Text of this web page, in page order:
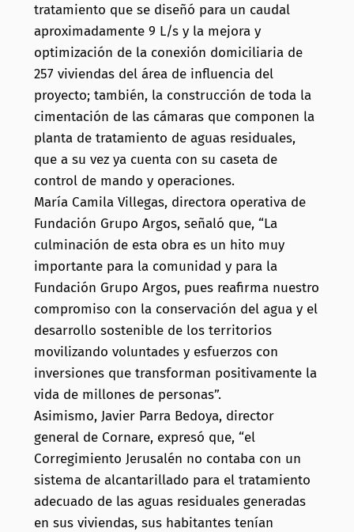
tratamiento que se diseñó para un caudal
aproximadamente 9 L/s y la mejora y
optimización de la conexión domiciliaria de
257 viviendas del área de influencia del
proyecto; también, la construcción de toda la
cimentación de las cámaras que componen la
planta de tratamiento de aguas residuales,
que a su vez ya cuenta con su caseta de
control de mando y operaciones.
María Camila Villegas, directora operativa de
Fundación Grupo Argos, señaló que, “La
culminación de esta obra es un hito muy
importante para la comunidad y para la
Fundación Grupo Argos, pues reafirma nuestro
compromiso con la conservación del agua y el
desarrollo sostenible de los territorios
movilizando voluntades y esfuerzos con
inversiones que transforman positivamente la
vida de millones de personas”.
Asimismo, Javier Parra Bedoya, director
general de Cornare, expresó que, “el
Corregimiento Jerusalén no contaba con un
sistema de alcantarillado para el tratamiento
adecuado de las aguas residuales generadas
en sus viviendas, sus habitantes tenían